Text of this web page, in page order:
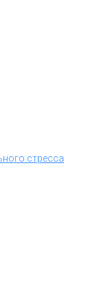
стресса